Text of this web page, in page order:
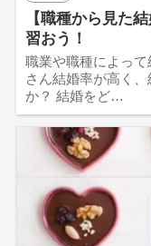
【職種から見た
習おう！
職業や職種によっ
さん結婚率が高く
か？ 結婚をど…